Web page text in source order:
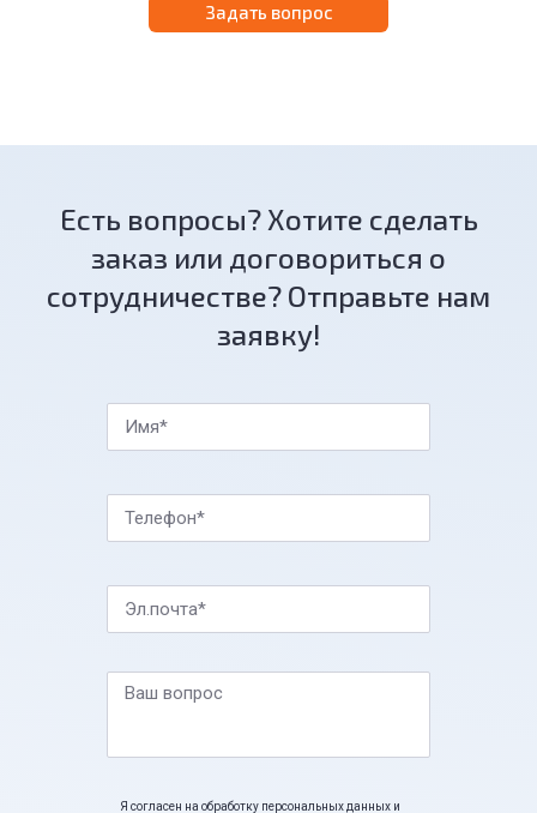
Задать вопрос
Есть вопросы? Хотите сделать
заказ или договориться о
сотрудничестве? Отправьте нам
заявку!
Имя*
Телефон*
Эл.почта*
Ваш вопрос
Я согласен на обработку персональных данных и